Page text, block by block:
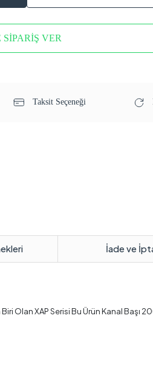
VER
Taksit Seçeneği
İade ve
Olan XAP Serisi Bu Ürün Kanal Başı